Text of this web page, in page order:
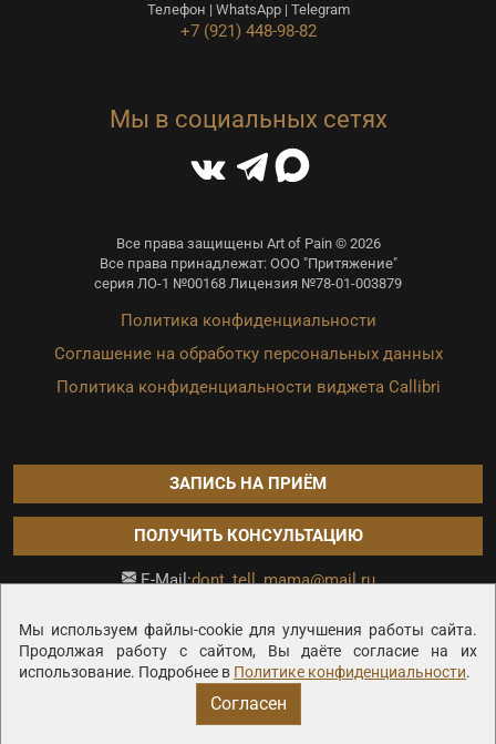
Мы используем файлы-cookie для улучшения работы сайта.
Продолжая работу с сайтом, Вы даёте согласие на их
использование. Подробнее в Политике конфиденциальности.
Согласен
Телефон | WhatsApp | Telegram
+7 (921) 448-98-82
Мы в социальных сетях
Все права защищены Art of Pain © 2026
Все права принадлежат: ООО "Притяжение"
серия ЛО-1 №00168 Лицензия №78-01-003879
Политика конфиденциальности
Соглашение на обработку персональных данных
Политика конфиденциальности виджета Callibri
ЗАПИСЬ НА ПРИЁМ
ПОЛУЧИТЬ КОНСУЛЬТАЦИЮ
E-Mail:dont_tell_mama@mail.ru